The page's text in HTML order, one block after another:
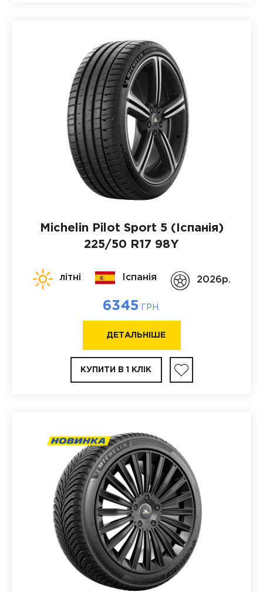
Michelin Pilot Sport 5 (Іспанія)
225/50 R17 98Y
літні Іспанія 2026p.
6345 ГРН.
ДЕТАЛЬНІШЕ
КУПИТИ В 1 КЛІК